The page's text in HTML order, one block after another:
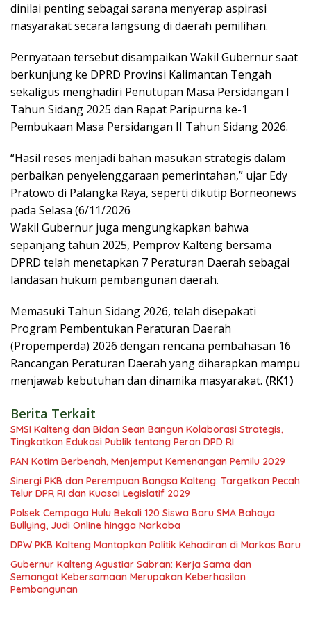
dinilai penting sebagai sarana menyerap aspirasi
masyarakat secara langsung di daerah pemilihan.
Pernyataan tersebut disampaikan Wakil Gubernur saat
berkunjung ke DPRD Provinsi Kalimantan Tengah
sekaligus menghadiri Penutupan Masa Persidangan I
Tahun Sidang 2025 dan Rapat Paripurna ke-1
Pembukaan Masa Persidangan II Tahun Sidang 2026.
“Hasil reses menjadi bahan masukan strategis dalam
perbaikan penyelenggaraan pemerintahan,” ujar Edy
Pratowo di Palangka Raya, seperti dikutip Borneonews
pada Selasa (6/11/2026
Wakil Gubernur juga mengungkapkan bahwa
sepanjang tahun 2025, Pemprov Kalteng bersama
DPRD telah menetapkan 7 Peraturan Daerah sebagai
landasan hukum pembangunan daerah.
Memasuki Tahun Sidang 2026, telah disepakati
Program Pembentukan Peraturan Daerah
(Propemperda) 2026 dengan rencana pembahasan 16
Rancangan Peraturan Daerah yang diharapkan mampu
menjawab kebutuhan dan dinamika masyarakat. (RK1)
Berita Terkait
SMSI Kalteng dan Bidan Sean Bangun Kolaborasi Strategis,
Tingkatkan Edukasi Publik tentang Peran DPD RI
PAN Kotim Berbenah, Menjemput Kemenangan Pemilu 2029
Sinergi PKB dan Perempuan Bangsa Kalteng: Targetkan Pecah
Telur DPR RI dan Kuasai Legislatif 2029
Polsek Cempaga Hulu Bekali 120 Siswa Baru SMA Bahaya
Bullying, Judi Online hingga Narkoba
DPW PKB Kalteng Mantapkan Politik Kehadiran di Markas Baru
Gubernur Kalteng Agustiar Sabran: Kerja Sama dan
Semangat Kebersamaan Merupakan Keberhasilan
Pembangunan